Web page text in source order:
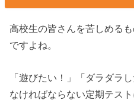
高校生の皆さんを苦しめる
ですよね。
「遊びたい！」「ダラダラ
なければならない定期テス